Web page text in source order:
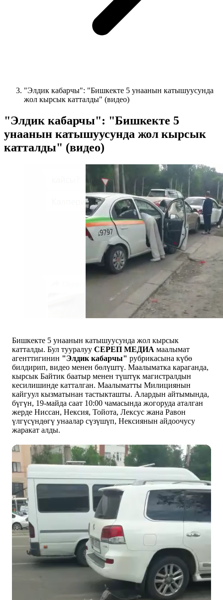
"Элдик кабарчы": "Бишкекте 5 унаанын катышуусунда
жол кырсык катталды" (видео)
"Элдик кабарчы": "Бишкекте 5
унаанын катышуусунда жол кырсык
катталды" (видео)
Бишкекте 5 унаанын катышуусунда жол кырсык
катталды. Бул тууралуу СЕРЕП МЕДИА маалымат
агенттигинин "Элдик кабарчы" рубрикасына күбө
билдирип, видео менен бөлүштү. Маалыматка караганда,
кырсык Байтик баатыр менен түштүк магистралдын
кесилишинде катталган. Маалыматты Милициянын
кайгуул кызматынан тастыкташты. Алардын айтымында,
бүгүн, 19-майда саат 10:00 чамасында жогоруда аталган
жерде Ниссан, Нексия, Тойота, Лексус жана Равон
үлгүсүндөгү унаалар сүзүшүп, Нексиянын айдоочусу
жаракат алды.